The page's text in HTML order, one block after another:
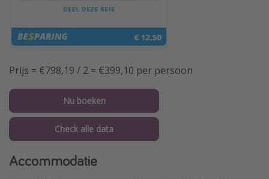
Prijs = €798,19 / 2 = €399,10 per persoon
Nu boeken
Check alle data
Accommodatie